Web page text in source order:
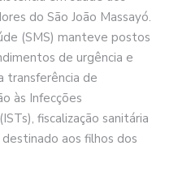
do São João Massayó.
(SMS) manteve postos
de urgência e
transferência de
às Infecções
fiscalização sanitária
aos filhos dos